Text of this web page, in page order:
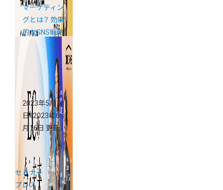
マーケティン
グとは？ 効果
的なSNS戦略
と実践方法を
2023年5月18
日（2023年6
月16日 更新）
セミナー
プレス